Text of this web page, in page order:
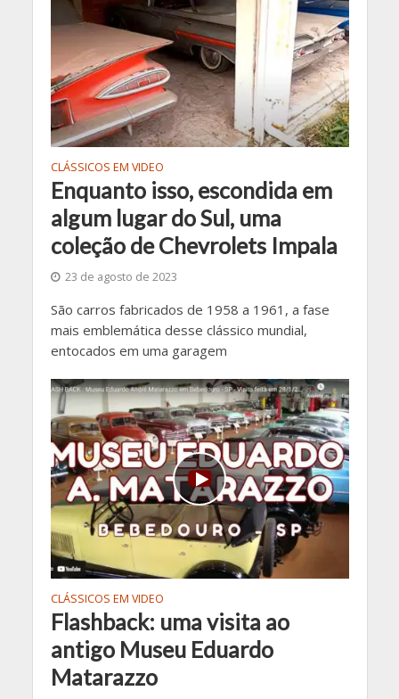
CLÁSSICOS EM VIDEO
Enquanto isso, escondida em
algum lugar do Sul, uma
coleção de Chevrolets Impala
23 de agosto de 2023
São carros fabricados de 1958 a 1961, a fase
mais emblemática desse clássico mundial,
entocados em uma garagem
CLÁSSICOS EM VIDEO
Flashback: uma visita ao
antigo Museu Eduardo
Matarazzo